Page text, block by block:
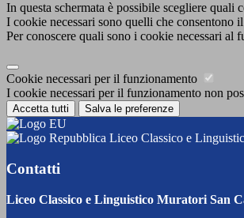
In questa schermata è possibile scegliere quali
I cookie necessari sono quelli che consentono
Per conoscere quali sono i cookie necessari al
Cookie necessari per il funzionamento
I cookie necessari per il funzionamento non
Accetta tutti Salva le preferenze
Liceo Classico e
Contatti
Liceo Classico e Linguistico Muratori San